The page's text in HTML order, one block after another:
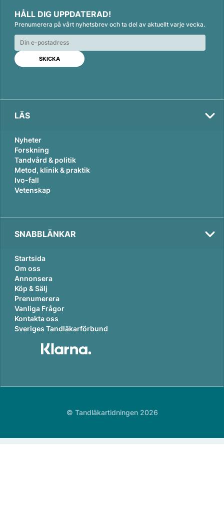
n
k
e
d
n
c
e
b
o
o
k
a
i
l
HÅLL DIG UPPDATERAD!
Prenumerera på vårt nyhetsbrev och ta del av aktuellt varje vecka.
LÄS
Nyheter
Forskning
Tandvård & politik
Metod, klinik & praktik
Ivo-fall
Vetenskap
SNABBLÄNKAR
Startsida
Om oss
Annonsera
Köp & Sälj
Prenumerera
Vanliga Frågor
Kontakta oss
Sveriges Tandläkarförbund
© Tandläkartidningen 2026